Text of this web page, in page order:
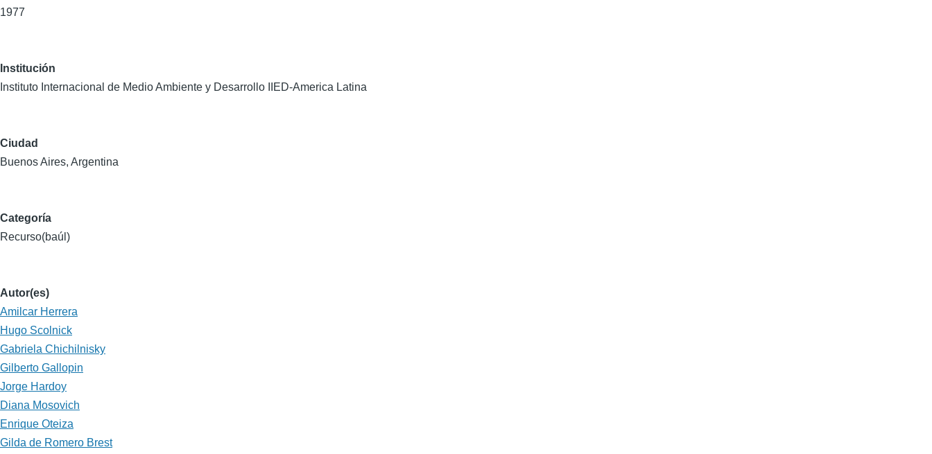
1977
Institución
Instituto Internacional de Medio Ambiente y Desarrollo IIED-America Latina
Ciudad
Buenos Aires, Argentina
Categoría
Recurso(baúl)
Autor(es)
Amilcar Herrera
Hugo Scolnick
Gabriela Chichilnisky
Gilberto Gallopin
Jorge Hardoy
Diana Mosovich
Enrique Oteiza
Gilda de Romero Brest